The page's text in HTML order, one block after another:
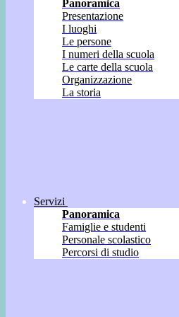
Panoramica
Presentazione
I luoghi
Le persone
I numeri della scuola
Le carte della scuola
Organizzazione
La storia
Servizi
Panoramica
Famiglie e studenti
Personale scolastico
Percorsi di studio